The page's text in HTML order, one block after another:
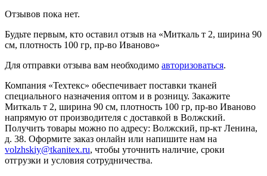
Отзывов пока нет.
Будьте первым, кто оставил отзыв на «Миткаль т 2, ширина 90
см, плотность 100 гр, пр-во Иваново»
Для отправки отзыва вам необходимо авторизоваться.
Компания «Техтекс» обеспечивает поставки тканей
специального назначения оптом и в розницу. Закажите
Миткаль т 2, ширина 90 см, плотность 100 гр, пр-во Иваново
напрямую от производителя с доставкой в Волжский.
Получить товары можно по адресу: Волжский, пр-кт Ленина,
д. 38. Оформите заказ онлайн или напишите нам на
volzhskiy@tkanitex.ru, чтобы уточнить наличие, сроки
отгрузки и условия сотрудничества.